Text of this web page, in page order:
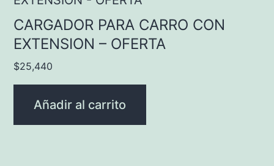
CARGADOR PARA CARRO CON
EXTENSION – OFERTA
$25,440
Añadir al carrito